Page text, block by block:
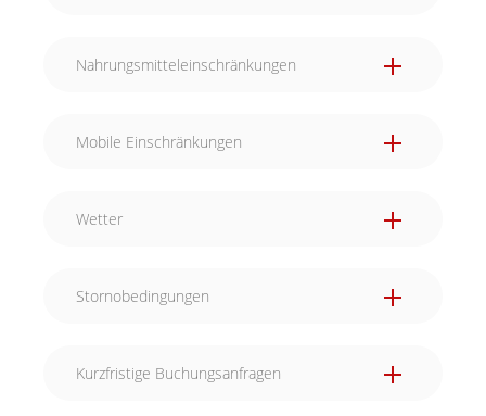
Nahrungsmitteleinschränkungen
Mobile Einschränkungen
Wetter
Stornobedingungen
Kurzfristige Buchungsanfragen